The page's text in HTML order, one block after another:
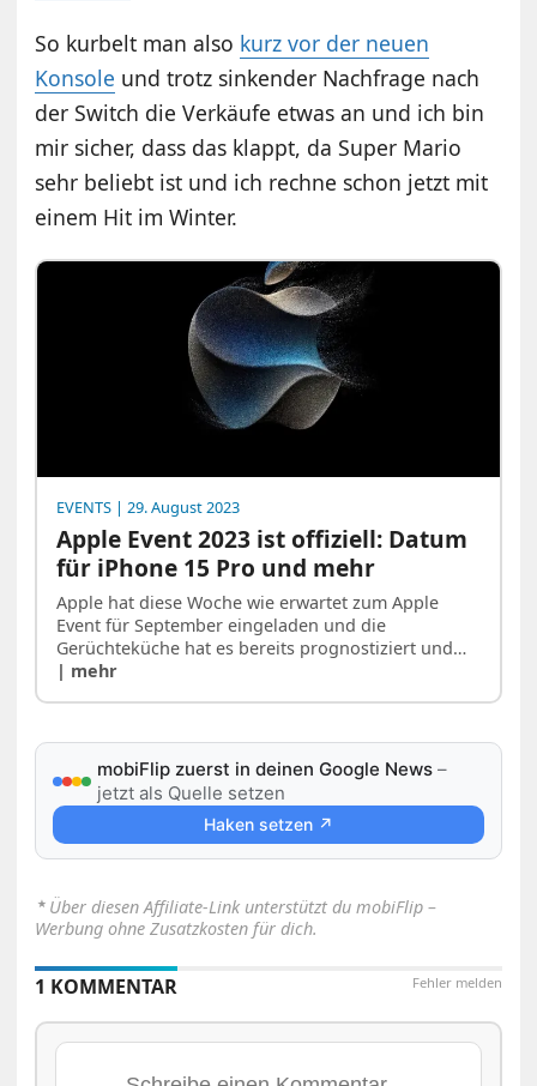
So kurbelt man also kurz vor der neuen
Konsole und trotz sinkender Nachfrage nach
der Switch die Verkäufe etwas an und ich bin
mir sicher, dass das klappt, da Super Mario
sehr beliebt ist und ich rechne schon jetzt mit
einem Hit im Winter.
EVENTS | 29. August 2023
Apple Event 2023 ist offiziell: Datum
für iPhone 15 Pro und mehr
Apple hat diese Woche wie erwartet zum Apple
Event für September eingeladen und die
Gerüchteküche hat es bereits prognostiziert und…
| mehr
mobiFlip zuerst in deinen Google News –
jetzt als Quelle setzen
Haken setzen ↗
⋆ Über diesen Affiliate-Link unterstützt du mobiFlip –
Werbung ohne Zusatzkosten für dich.
Fehler melden
1 KOMMENTAR